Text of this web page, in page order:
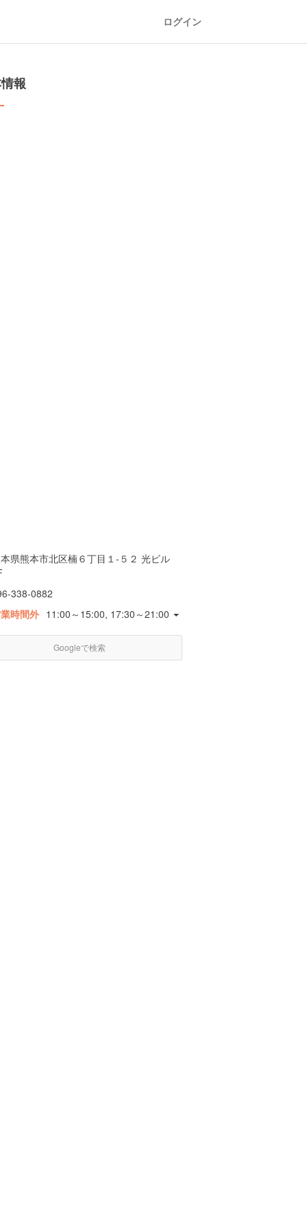
ログイン
報
県熊本市北区楠６丁目１-５２ 光ビル
338-0882
時間外 11:00～15:00, 17:30～21:00
Googleで検索